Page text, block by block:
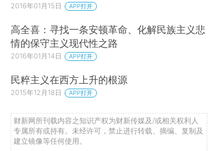
2016年01月15日 APP打开
高全喜：寻找一条安顿革命、化解民族主义悲
情的保守主义现代性之路
2016年01月14日 APP打开
民粹主义在西方上升的根源
2015年12月18日 APP打开
财新网所刊载内容之知识产权为财新传媒及/或相关权利人
专属所有或持有。未经许可，禁止进行转载、摘编、复制及
建立镜像等任何使用。